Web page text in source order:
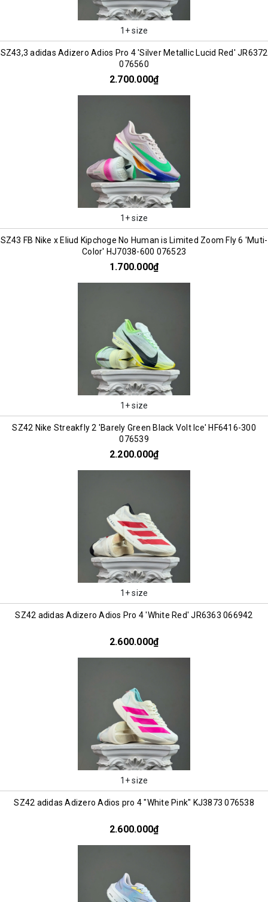
1+ size
SZ43,3 adidas Adizero Adios Pro 4 'Silver Metallic Lucid Red' JR6372
076560
2.700.000₫
1+ size
SZ43 FB Nike x Eliud Kipchoge No Human is Limited Zoom Fly 6 'Muti-
Color' HJ7038-600 076523
1.700.000₫
1+ size
SZ42 Nike Streakfly 2 'Barely Green Black Volt Ice' HF6416-300
076539
2.200.000₫
1+ size
SZ42 adidas Adizero Adios Pro 4 'White Red' JR6363 066942
2.600.000₫
1+ size
SZ42 adidas Adizero Adios pro 4 "White Pink" KJ3873 076538
2.600.000₫